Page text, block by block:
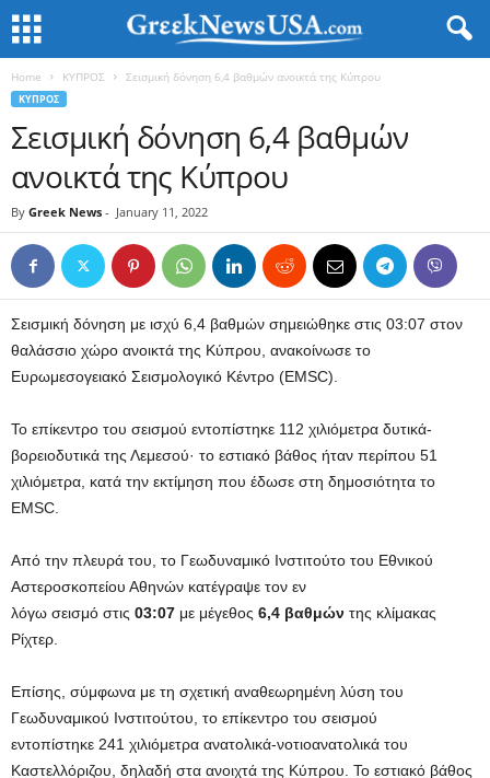
Home ΚΥΠΡΟΣ Σεισμική δόνηση 6,4 βαθμών ανοικτά της Κύπρου
ΚΥΠΡΟΣ
Σεισμική δόνηση 6,4 βαθμών
ανοικτά της Κύπρου
By Greek News - January 11, 2022
Σεισμική δόνηση με ισχύ 6,4 βαθμών σημειώθηκε στις 03:07 στον
θαλάσσιο χώρο ανοικτά της Κύπρου, ανακοίνωσε το
Ευρωμεσογειακό Σεισμολογικό Κέντρο (EMSC).
Το επίκεντρο του σεισμού εντοπίστηκε 112 χιλιόμετρα δυτικά-
βορειοδυτικά της Λεμεσού· το εστιακό βάθος ήταν περίπου 51
χιλιόμετρα, κατά την εκτίμηση που έδωσε στη δημοσιότητα το
EMSC.
Από την πλευρά του, το Γεωδυναμικό Ινστιτούτο του Εθνικού
Αστεροσκοπείου Αθηνών κατέγραψε τον εν
λόγω σεισμό στις 03:07 με μέγεθος 6,4 βαθμών της κλίμακας
Ρίχτερ.
Επίσης, σύμφωνα με τη σχετική αναθεωρημένη λύση του
Γεωδυναμικού Ινστιτούτου, το επίκεντρο του σεισμού
εντοπίστηκε 241 χιλιόμετρα ανατολικά-νοτιοανατολικά του
Καστελλόριζου, δηλαδή στα ανοιχτά της Κύπρου. Το εστιακό βάθος